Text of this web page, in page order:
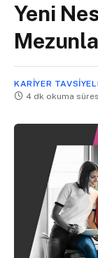
Yeni
KARIYER
4 dk okuma